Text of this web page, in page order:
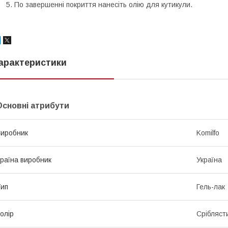
По завершенні покриття нанесіть олію для кутикули.
атрибути
Komilfo
виробник Україна
Гель-лак